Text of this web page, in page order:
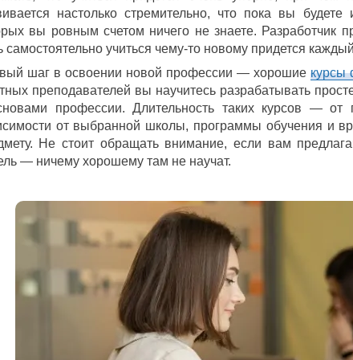
настолько стремительно, что пока вы
вы ровным счетом ничего не знаете. Разработчик
самостоятельно учиться чему-то новому придется
шаг в освоении новой профессии — хорошиекурсы
преподавателей вы научитесь разрабатывать
профессии. Длительность таких курсов —
от выбранной школы, программы обучения и
Не стоит обращать внимание, если вам
— ничему хорошему там не научат.